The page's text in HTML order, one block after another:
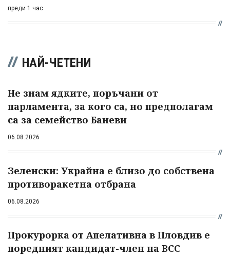
преди 1 час
НАЙ-ЧЕТЕНИ
Не знам ядките, поръчани от
парламента, за кого са, но предполагам
са за семейство Баневи
06.08.2026
Зеленски: Украйна е близо до собствена
противоракетна отбрана
06.08.2026
Прокурорка от Апелативна в Пловдив е
поредният кандидат-член на ВСС